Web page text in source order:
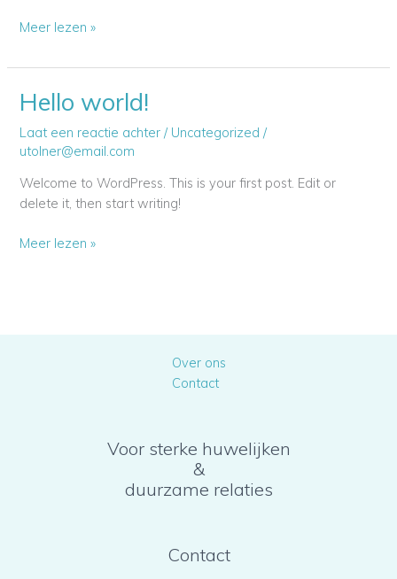
Learn
to
consequat
auctor
eu
elit
Meer lezen »
Hello world!
Laat een reactie achter / Uncategorized /
utolner@email.com
Welcome to WordPress. This is your first post. Edit or
delete it, then start writing!
Hello
Meer lezen »
Over ons
Contact
Voor sterke huwelijken
&
duurzame relaties
Contact